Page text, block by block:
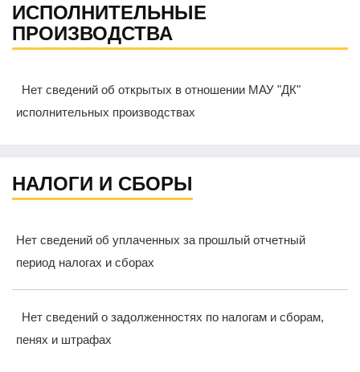
ИСПОЛНИТЕЛЬНЫЕ
ПРОИЗВОДСТВА
Нет сведений об открытых в отношении МАУ "ДК"
исполнительных производствах
НАЛОГИ И СБОРЫ
Нет сведений об уплаченных за прошлый отчетный
период налогах и сборах
Нет сведений о задолженностях по налогам и сборам,
пенях и штрафах